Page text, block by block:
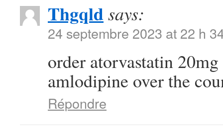
Thgqldsays:
24 septembre 2023 at 22 h
order atorvastatin
amlodipine over the
Répondre